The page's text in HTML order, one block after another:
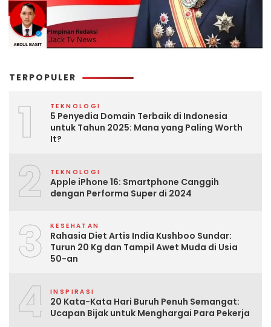
TERPOPULER
1 TEKNOLOGI
5 Penyedia Domain Terbaik di Indonesia
untuk Tahun 2025: Mana yang Paling Worth
It?
2 TEKNOLOGI
Apple iPhone 16: Smartphone Canggih
dengan Performa Super di 2024
3 KESEHATAN
Rahasia Diet Artis India Kushboo Sundar:
Turun 20 Kg dan Tampil Awet Muda di Usia
50-an
4 INSPIRASI
20 Kata-Kata Hari Buruh Penuh Semangat:
Ucapan Bijak untuk Menghargai Para Pekerja